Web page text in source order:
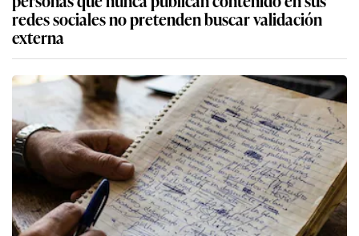
redes sociales no pretenden buscar validación
externa